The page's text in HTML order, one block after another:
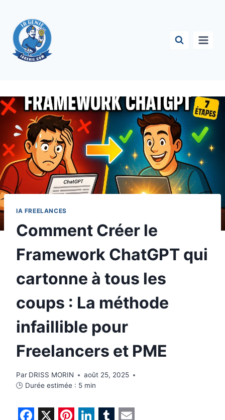
contenu
IA FREELANCES
Comment Créer le
Framework ChatGPT qui
cartonne à tous les
coups : La méthode
infaillible pour
Freelancers et PME
Par DRISS MORIN
août 25, 2025
🕒 Durée estimée : 5 min